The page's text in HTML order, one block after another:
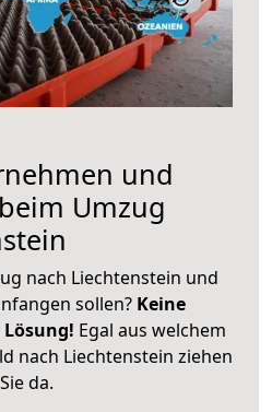
und
Umzug
nach Liechtenstein und
sollen? Keine
Egal aus welchem
nach Liechtenstein ziehen
da.